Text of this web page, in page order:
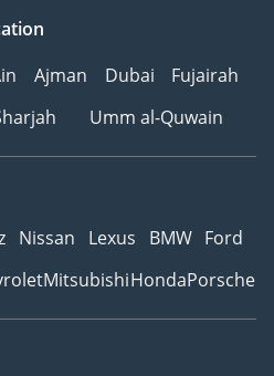
Ajman Dubai
Fujairah
Umm al-Quwain
Nissan Lexus BMW Ford
MitsubishiHondaPorsche